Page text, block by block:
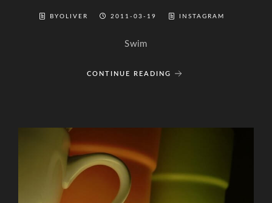
BYOLIVER 2011-03-19 INSTAGRAM
Swim
CONTINUE READING